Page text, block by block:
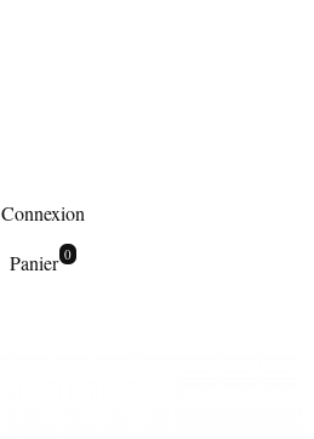
Connexion
Panier 0